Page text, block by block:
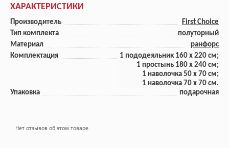
ХАРАКТЕРИСТИКИ
Производитель
First Choice
Тип комплекта
полуторный
Материал
ранфорс
Комплектация
1 пододеяльник 160 x 220 см;
1 прoстынь 180 x 240 см;
1 наволочка 50 x 70 см;
1 наволочка 70 x 70 см.
Упаковка
подарочная
Нет отзывов об этом товаре.